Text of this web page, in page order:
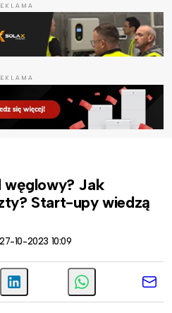
węglowy? Jak
Start-upy wiedzą
10-2023 10:09